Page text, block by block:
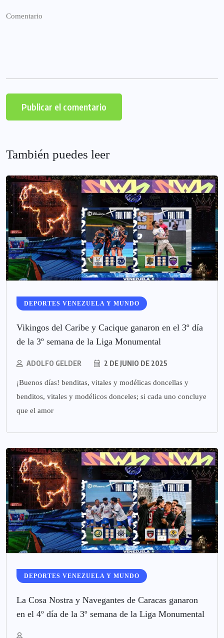
También puedes leer
DEPORTES VENEZUELA Y MUNDO
Vikingos del Caribe y Cacique ganaron en el 3º día
de la 3º semana de la Liga Monumental
ADOLFO GELDER 2 DE JUNIO DE 2025
¡Buenos días! benditas, vitales y modélicas doncellas y
benditos, vitales y modélicos donceles; si cada uno concluye
que el amor
DEPORTES VENEZUELA Y MUNDO
La Cosa Nostra y Navegantes de Caracas ganaron
en el 4º día de la 3º semana de la Liga Monumental